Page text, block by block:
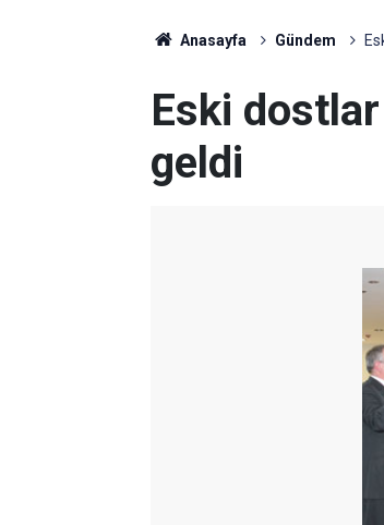
Anasayfa Gündem
Eski
geldi